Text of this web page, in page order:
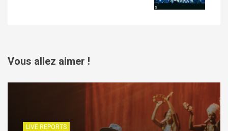
Vous allez aimer !
LIVE REPORTS